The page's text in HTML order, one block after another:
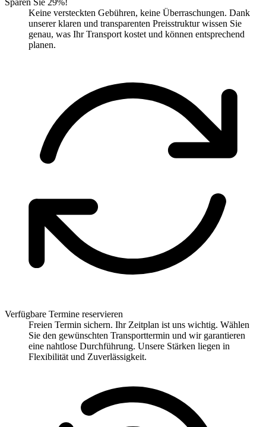
Sparen Sie 29%!
Keine versteckten Gebühren, keine Überraschungen. Dank
unserer klaren und transparenten Preisstruktur wissen Sie
genau, was Ihr Transport kostet und können entsprechend
planen.
Verfügbare Termine reservieren
Freien Termin sichern. Ihr Zeitplan ist uns wichtig. Wählen
Sie den gewünschten Transporttermin und wir garantieren
eine nahtlose Durchführung. Unsere Stärken liegen in
Flexibilität und Zuverlässigkeit.